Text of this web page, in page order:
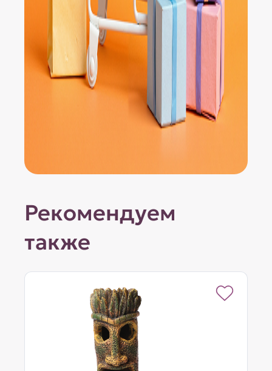
Рекомендуем
также